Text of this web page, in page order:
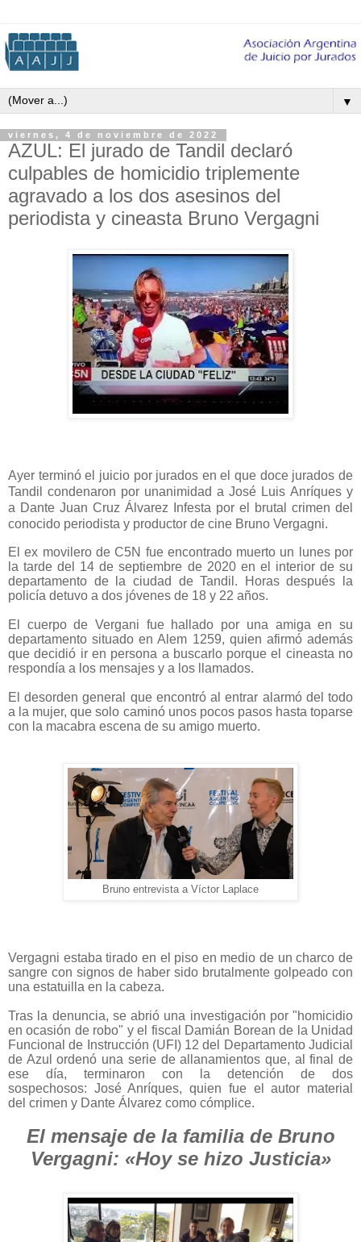
▼
viernes, 4 de noviembre de 2022
AZUL: El jurado de Tandil declaró
culpables de homicidio triplemente
agravado a los dos asesinos del
periodista y cineasta Bruno Vergagni
Ayer terminó el juicio por jurados en el que doce jurados de
Tandil condenaron por unanimidad a José Luis Anríques y
a Dante Juan Cruz Álvarez Infesta por el brutal crimen del
conocido periodista y productor de cine Bruno Vergagni.
El ex movilero de C5N fue encontrado muerto un lunes por
latarde del 14 de septiembre de 2020 en el interior de su
departamento de
la ciudad de Tandil. Horas después la
policía detuvo a dos jóvenes de 18 y 22 años.
El cuerpo de Vergani fue hallado por una amiga en su
departamento situado en Alem 1259, quien afirmó además
que decidió ir en persona a buscarlo porque el cineasta no
respondía a los mensajes y a los llamados.
El desorden general que encontró al entrar alarmó del todo
a la mujer, que solo caminó unos pocos pasos hasta toparse
con la macabra escena de su amigo muerto.
Bruno entrevista a Víctor Laplace
Vergagni estaba tirado en el piso en medio de uncharco de
sangre con signos de haber sido brutalmente golpeado con
una estatuilla en la cabeza.
Tras la denuncia, se abrió una investigación por "homicidio
en ocasión de robo" y el fiscal Damián Borean de la Unidad
Funcional de Instrucción (UFI) 12 del Departamento Judicial
de Azul ordenó una serie de allanamientos que, al final de
ese día, terminaron con la detención de dos
sospechosos: José Anríques, quien fue el autor material
del crimen y Dante Álvarez como cómplice.
El mensaje de la familia de Bruno
Vergagni: «Hoy se hizo Justicia»